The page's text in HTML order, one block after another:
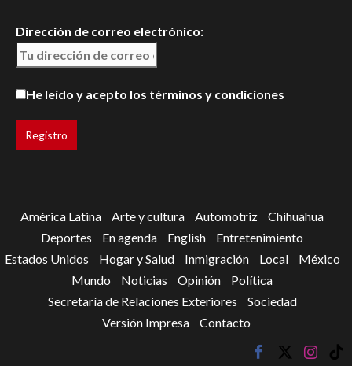
Dirección de correo electrónico:
He leído y acepto los términos y condiciones
América Latina Arte y cultura Automotriz
Chihuahua
Deportes
En agenda English
Entretenimiento
Estados Unidos
Hogar y Salud Inmigración Local
México
Mundo
Noticias Opinión
Política
Secretaría de Relaciones Exteriores
Sociedad
Versión Impresa
Contacto
facebook
twitter
tik